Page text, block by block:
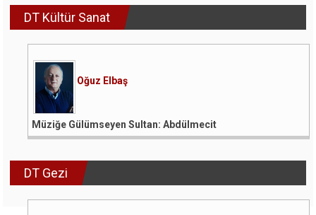
DT Kültür Sanat
Oğuz Elbaş
Müziğe Gülümseyen Sultan: Abdülmecit
DT Gezi